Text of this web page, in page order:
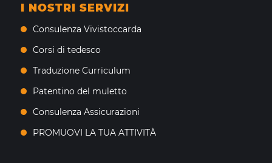
I NOSTRI SERVIZI
Consulenza Vivistoccarda
Corsi di tedesco
Traduzione Curriculum
Patentino del muletto
Consulenza Assicurazioni
PROMUOVI LA TUA ATTIVITÀ